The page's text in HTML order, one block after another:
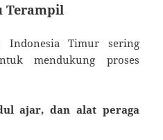
Terampil
Timur sering
mendukung proses
ajar, dan alat peraga